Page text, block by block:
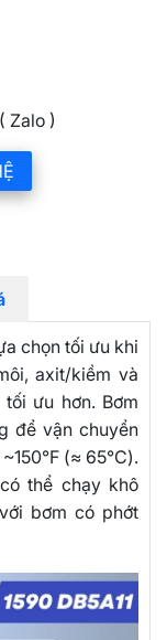
Zalo )
chọn tối ưu khi
axit/kiềm và
ưu hơn. Bơm
để vận chuyển
(≈ 65°C).
thể chạy khô
bơm có phớt